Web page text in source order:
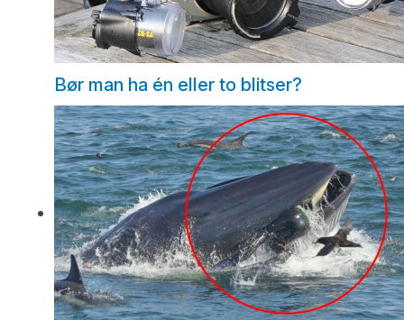
Bør man ha én eller to blitser?